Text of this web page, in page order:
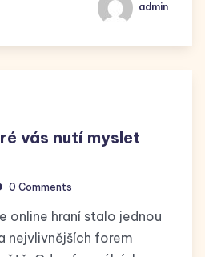
admin
vás nutí myslet
0 Comments
online hraní stalo jednou
nejvlivnějších forem